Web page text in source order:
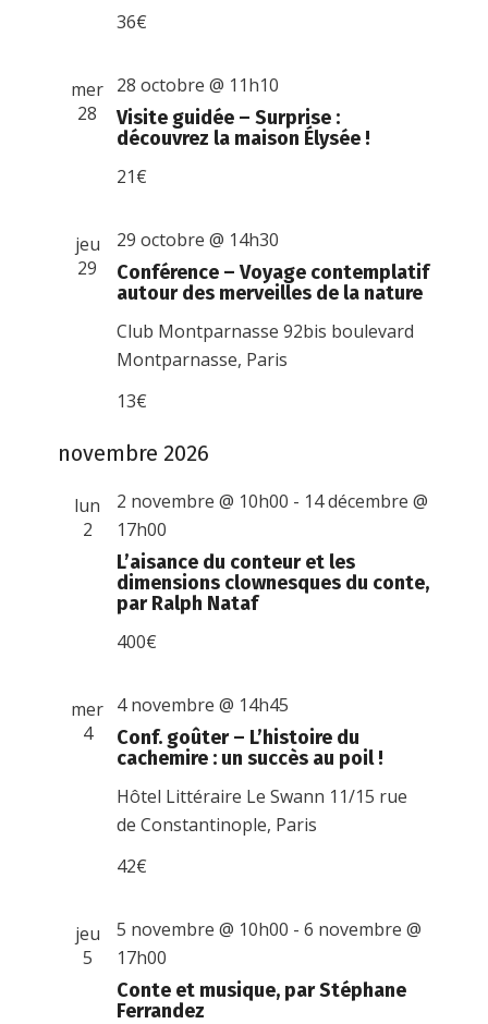
36€
mer
28
Visite guidée – Surprise :
découvrez la maison Élysée !
28 octobre @ 11h10
21€
jeu
29
Conférence – Voyage contemplatif
autour des merveilles de la nature
29 octobre @ 14h30
Club Montparnasse92bis boulevard
Montparnasse, Paris
13€
novembre 2026
lun
2
L’aisance du conteur et les
dimensions clownesques du conte,
par Ralph Nataf
2 novembre @ 10h00 - 14 décembre @
17h00
400€
mer
4
Conf. goûter – L’histoire du
cachemire : un succès au poil !
4 novembre @ 14h45
Hôtel Littéraire Le Swann 11/15 rue
de Constantinople, Paris
42€
jeu
5
Conte et musique, par Stéphane
Ferrandez
5 novembre @ 10h00 -6 novembre @
17h00